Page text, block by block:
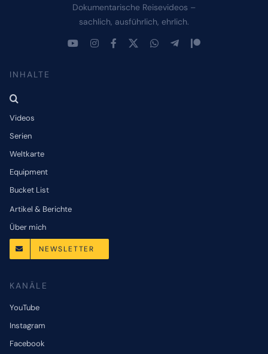
Dokumentarische Reisevideos –
sachlich, ausführlich, ehrlich.
INHALTE
Videos
Serien
Weltkarte
Equipment
Bucket List
Artikel & Berichte
Über mich
NEWSLETTER
KANÄLE
YouTube
Instagram
Facebook